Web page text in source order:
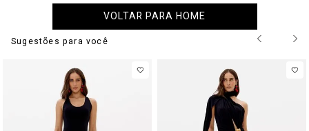
VOLTAR PARA HOME
Sugestões para você